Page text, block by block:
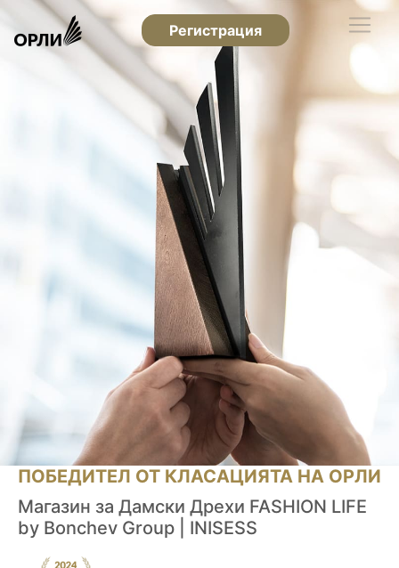
Регистрация
ПОБЕДИТЕЛ ОТ КЛАСАЦИЯТА НА ОРЛИ
Магазин за Дамски Дрехи FASHION LIFE
by Bonchev Group | INISESS